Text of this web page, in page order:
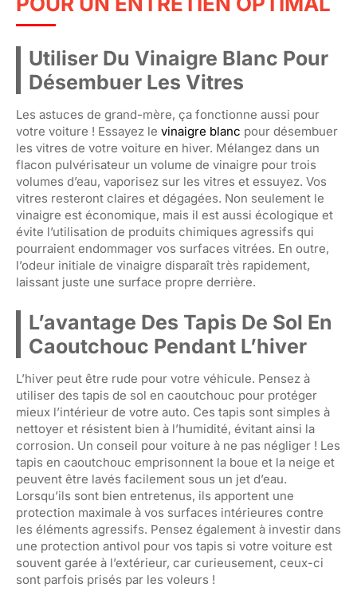
Utiliser Du Vinaigre Blanc Pour
Désembuer Les Vitres
Les astuces de grand-mère, ça fonctionne aussi pour
votre voiture ! Essayez le vinaigre blanc pour désembuer
les vitres de votre voiture en hiver. Mélangez dans un
flacon pulvérisateur un volume de vinaigre pour trois
volumes d’eau, vaporisez sur les vitres et essuyez. Vos
vitres resteront claires et dégagées. Non seulement le
vinaigre est économique, mais il est aussi écologique et
évite l’utilisation de produits chimiques agressifs qui
pourraient endommager vos surfaces vitrées. En outre,
l’odeur initiale de vinaigre disparaît très rapidement,
laissant juste une surface propre derrière.
L’avantage Des Tapis De Sol En
Caoutchouc Pendant L’hiver
L’hiver peut être rude pour votre véhicule. Pensez à
utiliser des tapis de sol en caoutchouc pour protéger
mieux l’intérieur de votre auto. Ces tapis sont simples à
nettoyer et résistent bien à l’humidité, évitant ainsi la
corrosion. Un conseil pour voiture à ne pas négliger ! Les
tapis en caoutchouc emprisonnent la boue et la neige et
peuvent être lavés facilement sous un jet d’eau.
Lorsqu’ils sont bien entretenus, ils apportent une
protection maximale à vos surfaces intérieures contre
les éléments agressifs. Pensez également à investir dans
une protection antivol pour vos tapis si votre voiture est
souvent garée à l’extérieur, car curieusement, ceux-ci
sont parfois prisés par les voleurs !